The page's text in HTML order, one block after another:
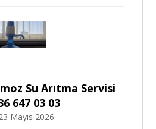
Su Arıtma Servisi
647 03 03
Mayıs 2026